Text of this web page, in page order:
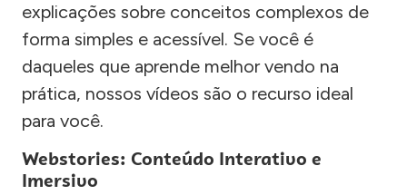
explicações sobre conceitos complexos de
forma simples e acessível. Se você é
daqueles que aprende melhor vendo na
prática, nossos vídeos são o recurso ideal
para você.
Webstories: Conteúdo Interativo e
Imersivo